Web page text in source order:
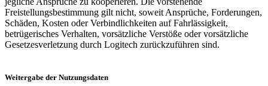
Freistellungsbestimmung gilt nicht, soweit Ansprüche, Forderungen,
Schäden, Kosten oder Verbindlichkeiten auf Fahrlässigkeit,
betrügerisches Verhalten, vorsätzliche Verstöße oder vorsätzliche
Gesetzesverletzung durch Logitech zurückzuführen sind.
Weitergabe der Nutzungsdaten